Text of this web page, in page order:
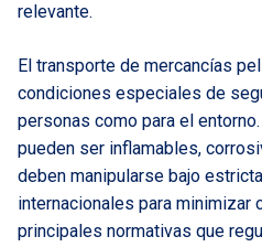
relevante.
El transporte de mercancías
condiciones especiales de
personas como para el
pueden ser inflamables,
deben manipularse bajo
internacionales para minimizar
principales normativas que